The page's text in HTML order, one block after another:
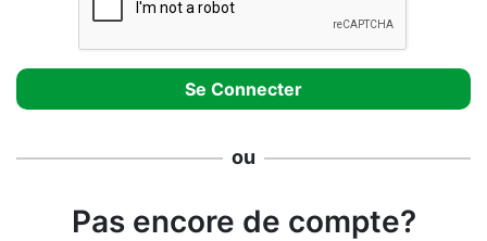
ou
Pas encore de compte?